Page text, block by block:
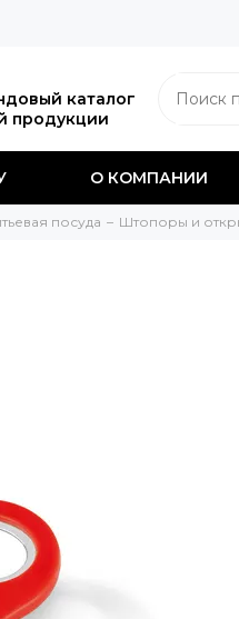
каталог
продукции
О КОМПАНИИ
посуда Штопоры и